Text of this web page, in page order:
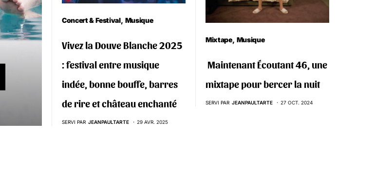
Concert & Festival Musique
Vivez la Douve Blanche 2025
: festival entre musique
indée, bonne bouffe, barres
de rire et château enchanté
SERVI PAR JEANPAULTARTE 29 AVR. 2025
Mixtape Musique
‍️ Maintenant Écoutant 46, une
mixtape pour bercer la nuit
SERVI PAR JEANPAULTARTE 27 OCT. 2024